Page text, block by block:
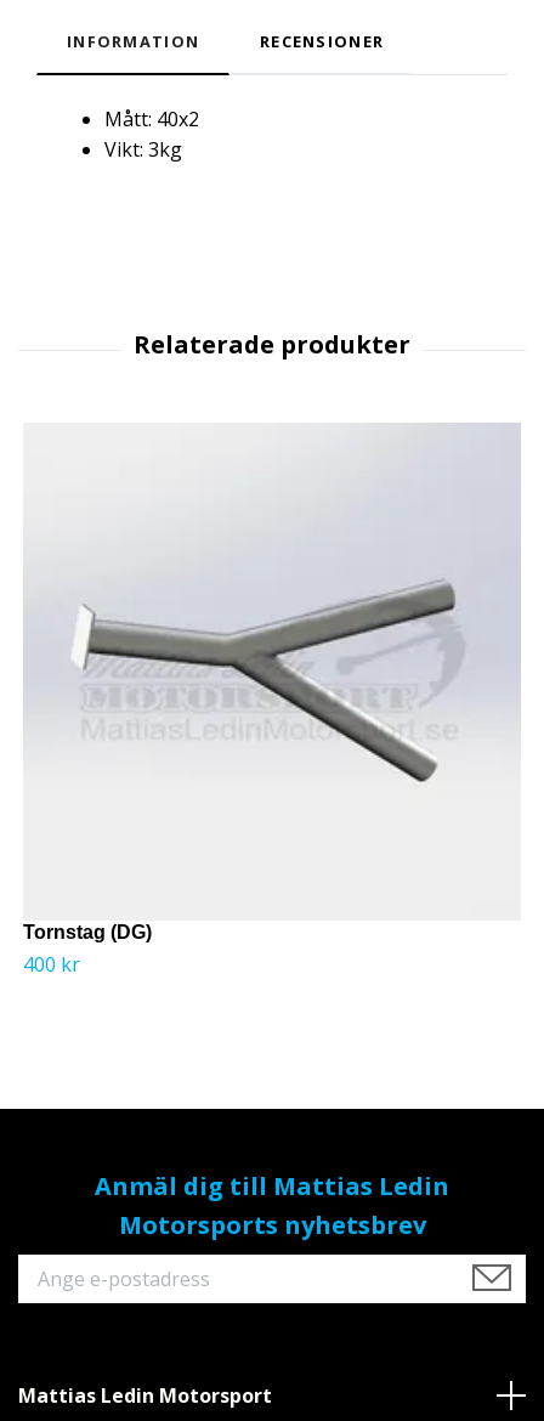
INFORMATION RECENSIONER
Mått: 40x2
Vikt: 3kg
Tornstag (DG)
400 kr
Anmäl dig till Mattias Ledin
Motorsports nyhetsbrev
Mattias Ledin Motorsport